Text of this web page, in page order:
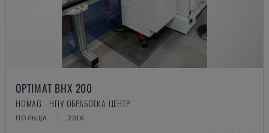
OPTIMAT BHX 200
HOMAG - ЧПУ ОБРАБОТКА ЦЕНТР
ПОЛЬЩА 2016